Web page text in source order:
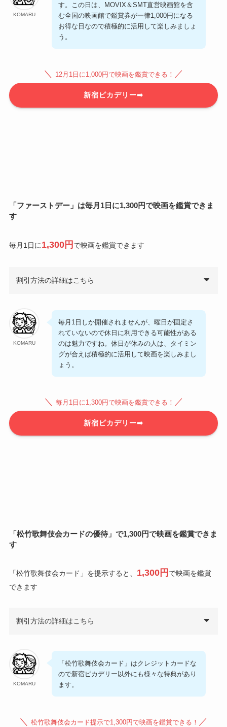
KOMARU
す。この日は、MOVIX＆SMT直営映画館を含
む全国の映画館で鑑賞券が一律1,000円になる
お得な日なので積極的に活用して楽しみましょ
う。
＼ 12月1日に1,000円で映画を鑑賞できる！ ／
新宿ピカデリー➡
「ファーストデー」は毎月1日 に1,300円で映画を鑑賞できま
す
毎月1日に1,300円 で映画を鑑賞できます
割引方法の詳細はこちら
KOMARU
毎月1日しか開催されませんが、曜日が固定さ
れていないので休日に利用できる可能性がある
のは魅力ですね。休日が休みの人は、タイミン
グが合えば積極的に活用して映画を楽しみまし
ょう。
＼ 毎月1日に1,300円で映画を鑑賞できる！ ／
新宿ピカデリー➡
「松竹歌舞伎会カードの優待」 で1,300円で映画を鑑賞できま
す
「松竹歌舞伎会カード」を提示すると、 1,300円 で映画を鑑賞
できます
割引方法の詳細はこちら
KOMARU
「松竹歌舞伎会カード」はクレジットカードな
ので新宿ピカデリー以外にも様々な特典があり
ます。
＼ 松竹歌舞伎会カード提示で1,300円で映画を鑑賞できる！ ／